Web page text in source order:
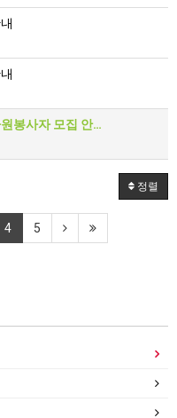
봉사자 모집 안…
정렬
4 5